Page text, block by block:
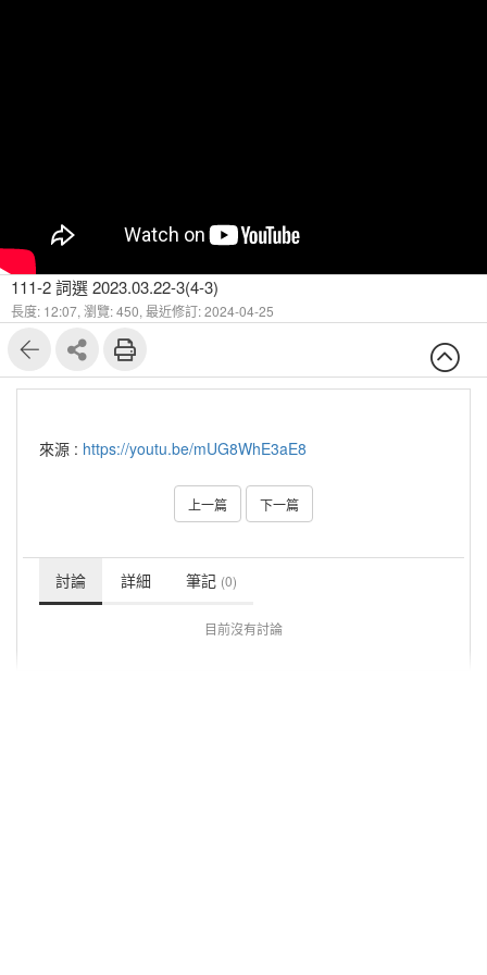
111-2 詞選 2023.03.22-3(4-3)
長度: 12:07, 瀏覽: 450, 最近修訂: 2024-04-25
來源 : https://youtu.be/mUG8WhE3aE8
上一篇 下一篇
討論 詳細 筆記 (0)
目前沒有討論